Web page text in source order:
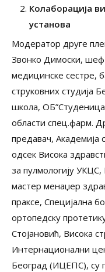
Колаборација
установа
Модератор друге
Звонко Димоски, шеф
медицинске сестре,
струковних студија
школа,
области спец.фарм.
предавач, Академија
одсек Висока
за пулмологију
мастер менаџер
праксе, Специјална
ортопедску
Стојановић, Висока
Интернационални
Београд (ИЦЕПС), су